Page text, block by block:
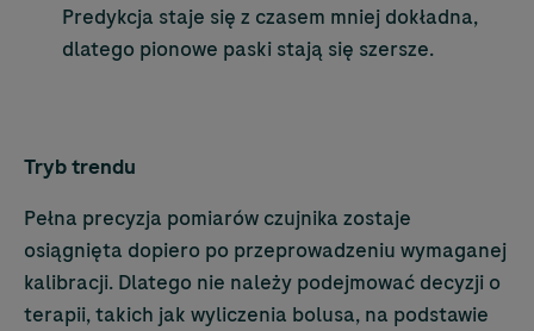
Predykcja staje się z czasem mniej dokładna,
dlatego pionowe paski stają się szersze.
Tryb trendu
Pełna precyzja pomiarów czujnika zostaje
osiągnięta dopiero po przeprowadzeniu wymaganej
kalibracji. Dlatego nie należy podejmować decyzji o
terapii, takich jak wyliczenia bolusa, na podstawie